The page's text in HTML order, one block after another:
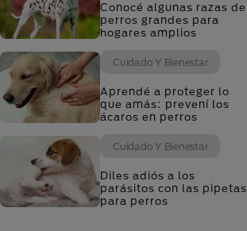
Conocé algunas razas de
perros grandes para
hogares amplios
Cuidado Y Bienestar
Aprendé a proteger lo
que amás: prevení los
ácaros en perros
Cuidado Y Bienestar
Diles adiós a los
parásitos con las pipetas
para perros